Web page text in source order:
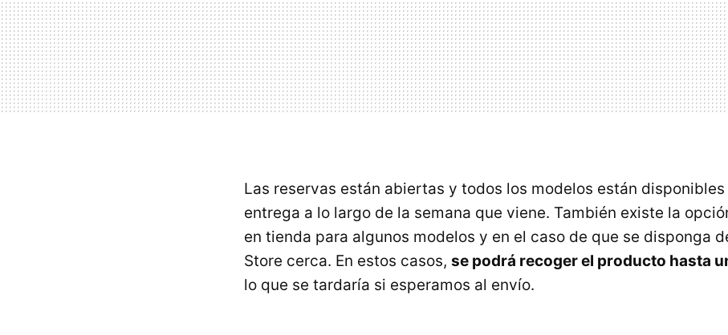
Las reservas están abiertas y todos los modelos están disponibles
entrega a lo largo de la semana que viene. También existe la
en tienda para algunos modelos y en el caso de que se disponga
Store cerca. En estos casos, se podrá recoger el producto hasta
lo que se tardaría si esperamos al envío.